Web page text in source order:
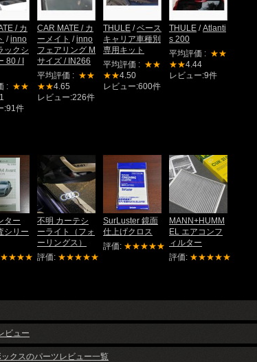
/ カ
/inno
ックシ
80 / I
: ★★
:91件
CAR MATE / カ
ーメイト /inno
フェアリング M
サイズ / IN266
平均評価 : ★★
★★4.65
レビュー:226件
THULE /ベース
キャリア車種別
専用キット
平均評価 : ★★
★★4.50
レビュー:600件
THULE /Atlanti
s 200
平均評価 : ★★
★★4.44
レビュー:9件
ター
シリー
不明 カーテシ
ーライト（フォ
ーリングス）
評価: ★★★★★
SurLuster 鏡面
仕上げクロス
評価: ★★★★★
MANN+HUMM
EL エアコンフ
ィルター
評価: ★★★★★
ビュー
クスのパーツレビュー一覧